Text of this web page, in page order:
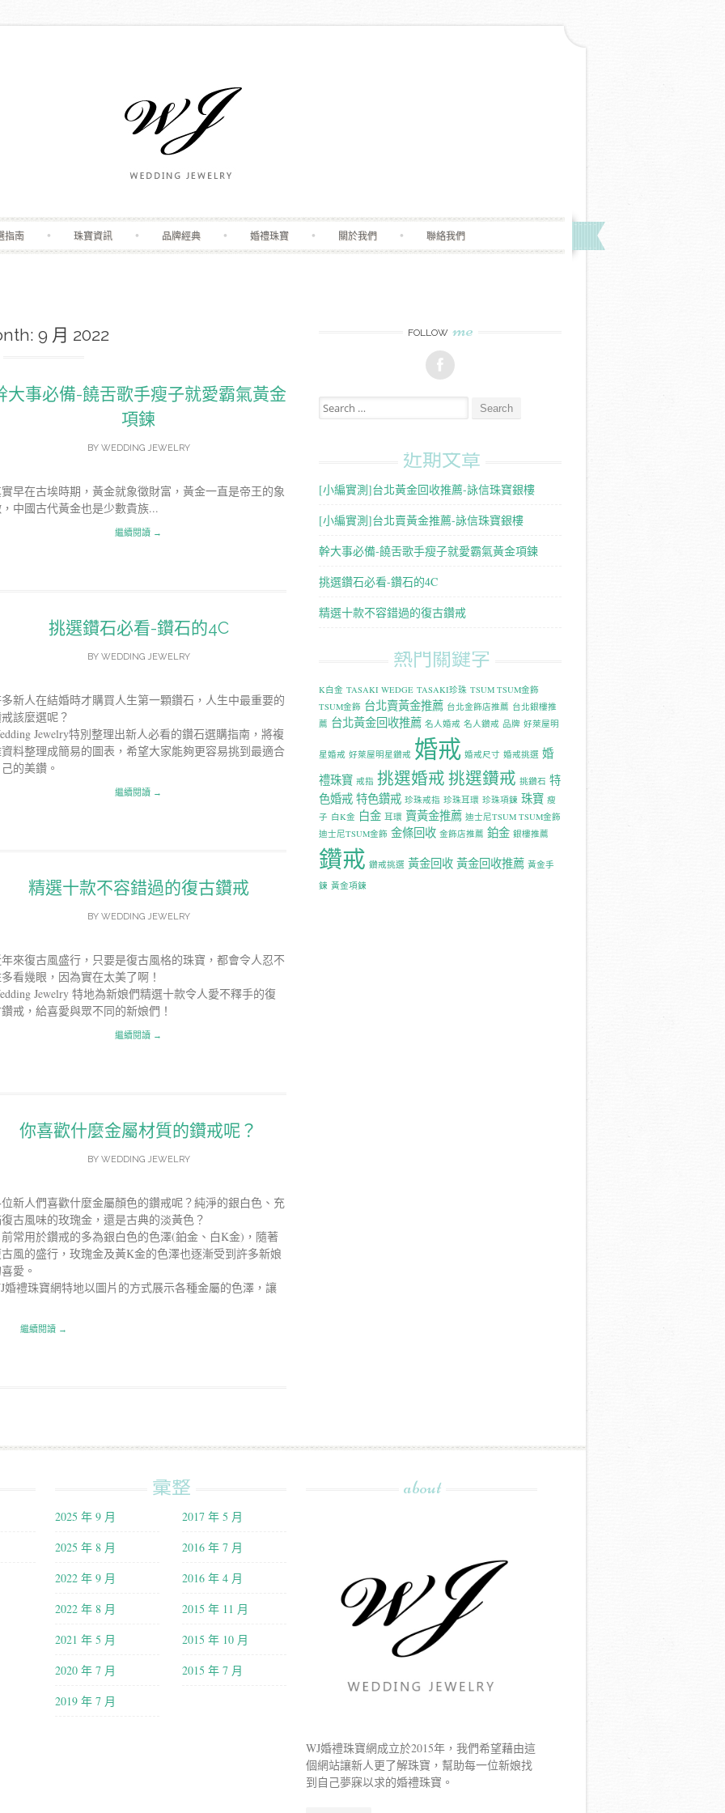
指南 珠寶資訊 品牌經典 婚禮珠寶 關於我們 聯絡我們
9 月 2022
大事必備-饒舌歌手瘦子就愛霸氣黃金
項鍊
BY WEDDING JEWELRY
早在古埃時期，黃金就象徵財富，黃金一直是帝王的象
中國古代黃金也是少數貴族...
繼續閱讀 →
挑選鑽石必看-鑽石的4C
BY WEDDING JEWELRY
新人在結婚時才購買人生第一顆鑽石，人生中最重要的
該麼選呢？
Jewelry特別整理出新人必看的鑽石選購指南，將複
料整理成簡易的圖表，希望大家能夠更容易挑到最適合
的美鑽。
繼續閱讀 →
精選十款不容錯過的復古鑽戒
BY WEDDING JEWELRY
來復古風盛行，只要是復古風格的珠寶，都會令人忍不
看幾眼，因為實在太美了啊！
Jewelry 特地為新娘們精選十款令人愛不釋手的復
戒，給喜愛與眾不同的新娘們！
繼續閱讀 →
你喜歡什麼金屬材質的鑽戒呢？
BY WEDDING JEWELRY
新人們喜歡什麼金屬顏色的鑽戒呢？純淨的銀白色、充
古風味的玫瑰金，還是古典的淡黃色？
常用於鑽戒的多為銀白色的色澤(鉑金、白K金)，隨著
風的盛行，玫瑰金及黃K金的色澤也逐漸受到許多新娘
愛。
婚禮珠寶網特地以圖片的方式展示各種金屬的色澤，讓
繼續閱讀 →
FOLLOW me
Search for:
近期文章
[小編實測]台北黃金回收推薦-詠信珠寶銀樓
[小編實測]台北賣黃金推薦-詠信珠寶銀樓
幹大事必備-饒舌歌手瘦子就愛霸氣黃金項鍊
挑選鑽石必看-鑽石的4C
精選十款不容錯過的復古鑽戒
熱門關鍵字
K白金 TASAKI WEDGE TASAKI珍珠 TSUM TSUM金飾
TSUM金飾 台北賣黃金推薦 台北金飾店推薦 台北銀樓推
薦 台北黃金回收推薦 名人婚戒 名人鑽戒 品牌 好萊屋明
星婚戒 好萊屋明星鑽戒 婚戒 婚戒尺寸 婚戒挑選 婚
禮珠寶 戒指 挑選婚戒挑選鑽戒 挑鑽石 特
色婚戒 特色鑽戒 珍珠戒指 珍珠耳環 珍珠項鍊 珠寶 瘦
子 白K金 白金 耳環 賣黃金推薦 迪士尼TSUM TSUM金飾
迪士尼TSUM金飾 金條回收 金飾店推薦 鉑金 銀樓推薦
鑽戒 鑽戒挑選 黃金回收 黃金回收推薦 黃金手
鍊 黃金項鍊
彙整
2025 年 9 月
2025 年 8 月
2022 年 9 月
2022 年 8 月
2021 年 5 月
2020 年 7 月
2019 年 7 月
2017 年 5 月
2016 年 7 月
2016 年 4 月
2015 年 11 月
2015 年 10 月
2015 年 7 月
about
WJ婚禮珠寶網成立於2015年，我們希望藉由這
個網站讓新人更了解珠寶，幫助每一位新娘找
到自己夢寐以求的婚禮珠寶。